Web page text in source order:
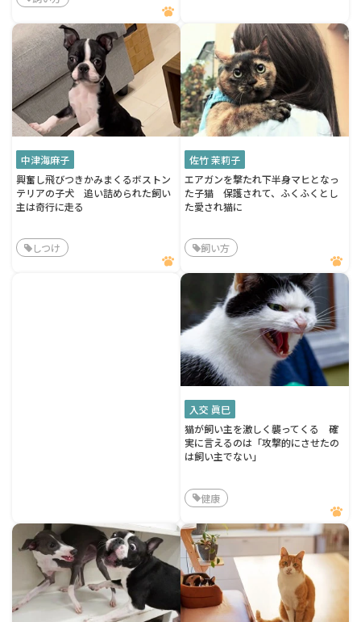
中津海麻子
興奮し飛びつきかみまくるボストン
テリアの子犬 追い詰められた飼い
主は奇行に走る
しつけ
佐竹 茉莉子
エアガンを撃たれ下半身マヒとなっ
た子猫 保護されて、ふくふくとし
た愛され猫に
飼い方
入交 眞巳
猫が飼い主を激しく襲ってくる 確
実に言えるのは「攻撃的にさせたの
は飼い主でない」
健康